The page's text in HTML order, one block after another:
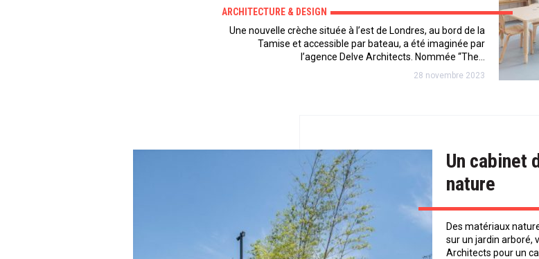
ARCHITECTURE & DESIGN
Une nouvelle crèche située à l’est de Londres, au bord de la
Tamise et accessible par bateau, a été imaginée par
l’agence Delve Architects. Nommée “The…
28 novembre 2023
Un cabinet
nature
Des matériaux
sur un jardin arboré,
Architects pour un